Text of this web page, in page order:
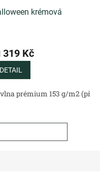
Bavlněný satén 130 g/
krémová
319 Kč
DETAIL
prémium 153 g/m2